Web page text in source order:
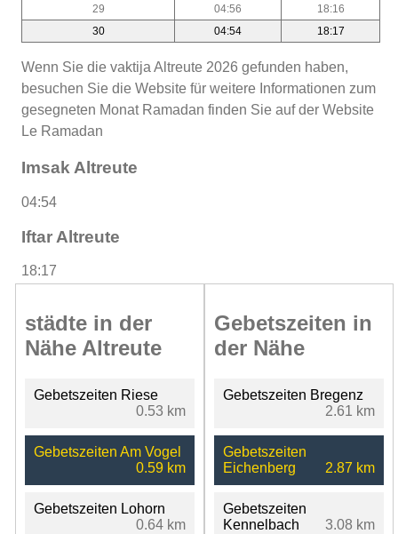
29
04:56
18:16
30
04:54 18:17
Wenn Sie die vaktija Altreute 2026 gefunden haben,
besuchen Sie die Website für weitere Informationen zum
gesegneten Monat Ramadan finden Sie auf der Website
Le Ramadan
Imsak Altreute
04:54
Iftar Altreute
18:17
städte in der
Nähe Altreute
Gebetszeiten Riese
0.53 km
Gebetszeiten Am Vogel
0.59 km
Gebetszeiten Lohorn
0.64 km
Gebetszeiten in
der Nähe
Gebetszeiten Bregenz
2.61 km
Gebetszeiten
Eichenberg
2.87 km
Gebetszeiten
Kennelbach
3.08 km